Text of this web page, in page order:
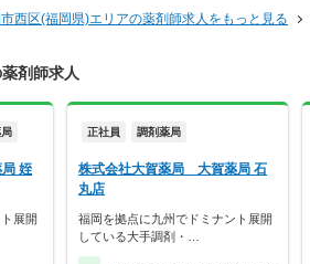
西区(福岡県)エリアの薬剤師求人をもっと見る
剤師求人
姪
展開
正社員 調剤薬局
株式会社大賀薬局 大賀薬局 石
丸店
福岡を拠点に九州でドミナント展開
している大手調剤・…